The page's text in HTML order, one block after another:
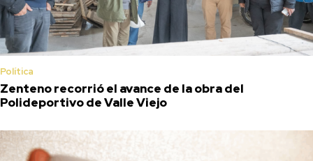
Política
Zenteno recorrió el avance de la obra del
Polideportivo de Valle Viejo